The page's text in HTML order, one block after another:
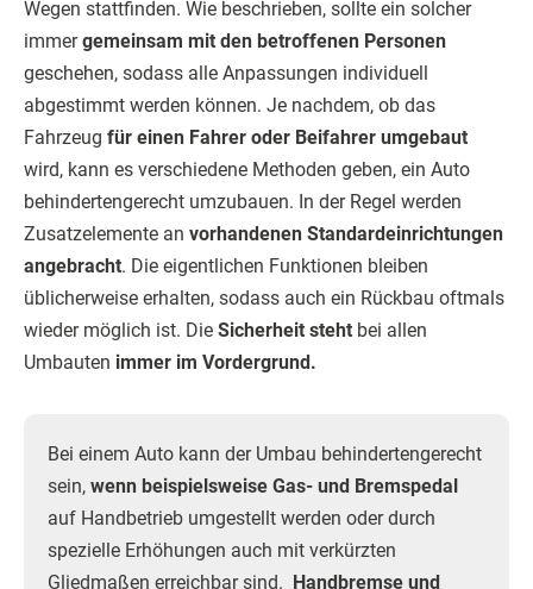
Wegen stattfinden. Wie beschrieben, sollte ein solcher
immergemeinsam mit den betroffenen Personen
geschehen, sodass alle Anpassungen individuell
abgestimmt werden können. Je nachdem, ob das
Fahrzeug für einen Fahrer oder Beifahrer umgebaut
wird, kann es verschiedene Methoden geben, ein Auto
behindertengerecht umzubauen. In der Regel werden
Zusatzelemente an vorhandenen Standardeinrichtungen
angebracht. Die eigentlichen Funktionen bleiben
üblicherweise erhalten, sodass auch ein Rückbau oftmals
wieder möglich ist. Die Sicherheit steht bei allen
Umbauten immer im Vordergrund.
Bei einem Auto kann der Umbau behindertengerecht
sein, wenn beispielsweise Gas- und Bremspedal
auf Handbetrieb umgestellt werden oder durch
spezielle Erhöhungen auch mit verkürzten
Gliedmaßen erreichbar sind. Handbremse und